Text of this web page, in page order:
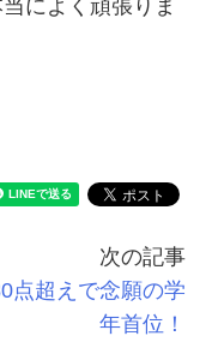
によく頑張りま
次の記事
点超えで念願の学
年首位！